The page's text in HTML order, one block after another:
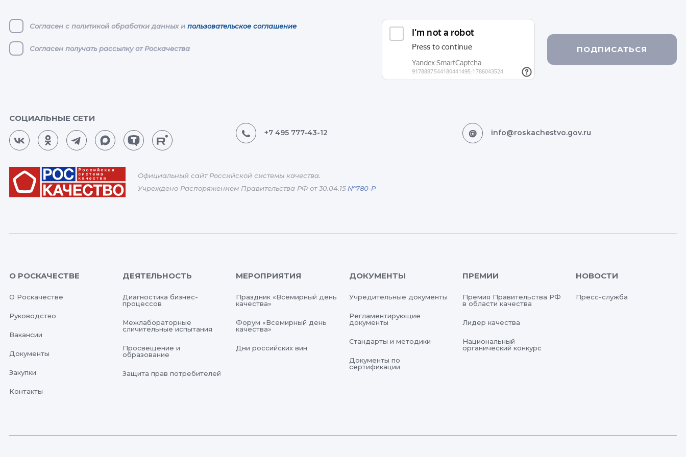
Согласен с политикой обработки данных и пользовательское соглашение
Согласен получать рассылку от Роскачества ПОДПИСАТЬСЯ
СОЦИАЛЬНЫЕ СЕТИ
+7 495 777-43-12 info@roskachestvo.gov.ru
Официальный сайт Российской системы качества.
Учреждено Распоряжением Правительства РФ от 30.04.15 №780-Р
О РОСКАЧЕСТВЕ
О Роскачестве
Руководство
Вакансии
Документы
Закупки
Контакты
ДЕЯТЕЛЬНОСТЬ
Диагностика бизнес-
процессов
Межлабораторные
сличительные испытания
Просвещение и
образование
Защита прав потребителей
МЕРОПРИЯТИЯ
Праздник «Всемирный день
качества»
Форум «Всемирный день
качества»
Дни российских вин
ДОКУМЕНТЫ
Учредительные документы
Регламентирующие
документы
Стандарты и методики
Документы по
сертификации
ПРЕМИИ
Премия Правительства РФ
в области качества
Лидер качества
Национальный
органический конкурс
НОВОСТИ
Пресс-служба